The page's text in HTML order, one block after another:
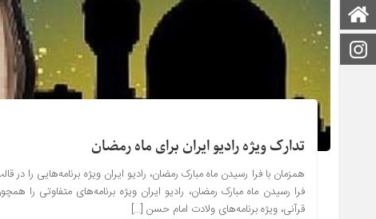
اینستاگرام
تدارک ویژه رادیو ایران برای ماه رمضان
همزمان با فرا رسیدن ماه مبارک رمضان، رادیو ایران ویژه برنامه‌هایی را
فرا رسیدن ماه مبارک رمضان، رادیو ایران ویژه برنامه‌های متفاوتی را
قرآنی، ویژه برنامه‌های ولادت امام حسن […]